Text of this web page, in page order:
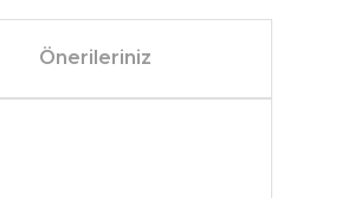
Önerileriniz